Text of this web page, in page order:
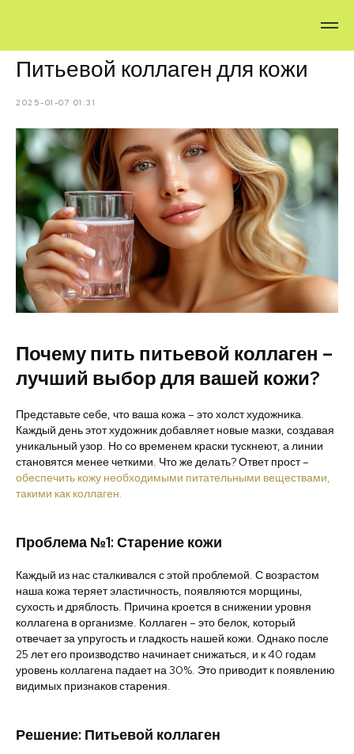
Питьевой коллаген для кожи
2025-01-07 01:31
Почему пить питьевой коллаген –
лучший выбор для вашей кожи?
Представьте себе, что ваша кожа – это холст художника.
Каждый день этот художник добавляет новые мазки, создавая
уникальный узор. Но со временем краски тускнеют, а линии
становятся менее четкими. Что же делать? Ответ прост –
обеспечить кожу необходимыми питательными веществами,
такими как коллаген.
Проблема №1: Старение кожи
Каждый из нас сталкивался с этой проблемой. С возрастом
наша кожа теряет эластичность, появляются морщины,
сухость и дряблость. Причина кроется в снижении уровня
коллагена в организме. Коллаген – это белок, который
отвечает за упругость и гладкость нашей кожи. Однако после
25 лет его производство начинает снижаться, и к 40 годам
уровень коллагена падает на 30%. Это приводит к появлению
видимых признаков старения.
Решение: Питьевой коллаген